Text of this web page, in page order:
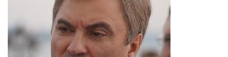
Володина